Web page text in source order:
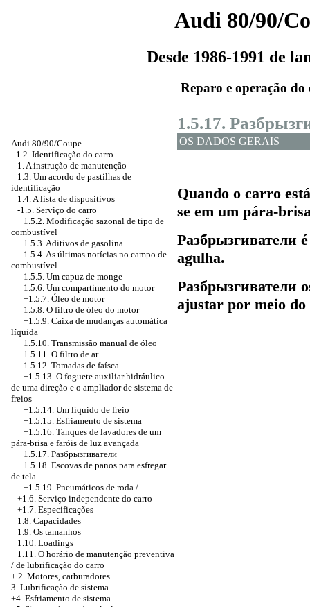
Audi 80/90/
Desde 1986-1991 de
Reparo e operação do
Audi 80/90/Coupe
- 1.2. Identificação do carro
1. A instrução de manutenção
1.3. Um acordo de pastilhas de
identificação
1.4. A lista de dispositivos
-1.5. Serviço do carro
1.5.2. Modificação sazonal de tipo de
combustível
1.5.3. Aditivos de gasolina
1.5.4. As últimas notícias no campo de
combustível
1.5.5. Um capuz de monge
1.5.6. Um compartimento do motor
+1.5.7. Óleo de motor
1.5.8. O filtro de óleo do motor
+1.5.9. Caixa de mudanças automática
líquida
1.5.10. Transmissão manual de óleo
1.5.11. O filtro de ar
1.5.12. Tomadas de faísca
+1.5.13. O foguete auxiliar hidráulico
de uma direção e o ampliador de sistema de
freios
+1.5.14. Um líquido de freio
+1.5.15. Esfriamento de sistema
+1.5.16. Tanques de lavadores de um
pára-brisa e faróis de luz avançada
1.5.17. Разбрызгиватели
1.5.18. Escovas de panos para esfregar
de tela
+1.5.19. Pneumáticos de roda /
+1.6. Serviço independente do carro
+1.7. Especificações
1.8. Capacidades
1.9. Os tamanhos
1.10. Loadings
1.11. O horário de manutenção preventiva
/ de lubrificação do carro
+ 2. Motores, carburadores
3. Lubrificação de sistema
+4. Esfriamento de sistema
1.5.17.
OS DADOS GERAIS
Quando o carro
se em um pára-
Разбрызгиватели
agulha.
Разбрызгиватели
ajustar por meio